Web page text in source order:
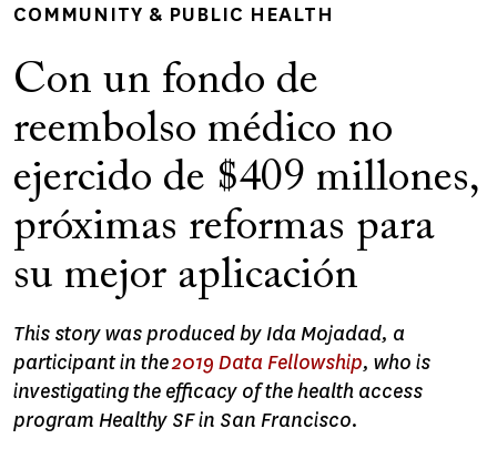
COMMUNITY & PUBLIC HEALTH
Con un fondo de
reembolso médico no
ejercido de $409 millones,
próximas reformas para
su mejor aplicación
This story was produced by Ida Mojadad, a
participant in the2019 Data Fellowship, who is
investigating the efficacy of the health access
program Healthy SF in San Francisco.